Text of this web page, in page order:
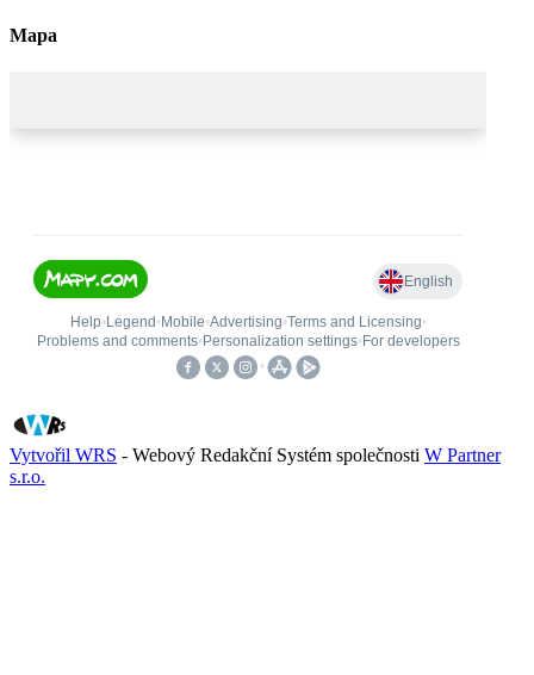
Mapa
Vytvořil WRS - Webový Redakční Systém společnosti W Partner
s.r.o.